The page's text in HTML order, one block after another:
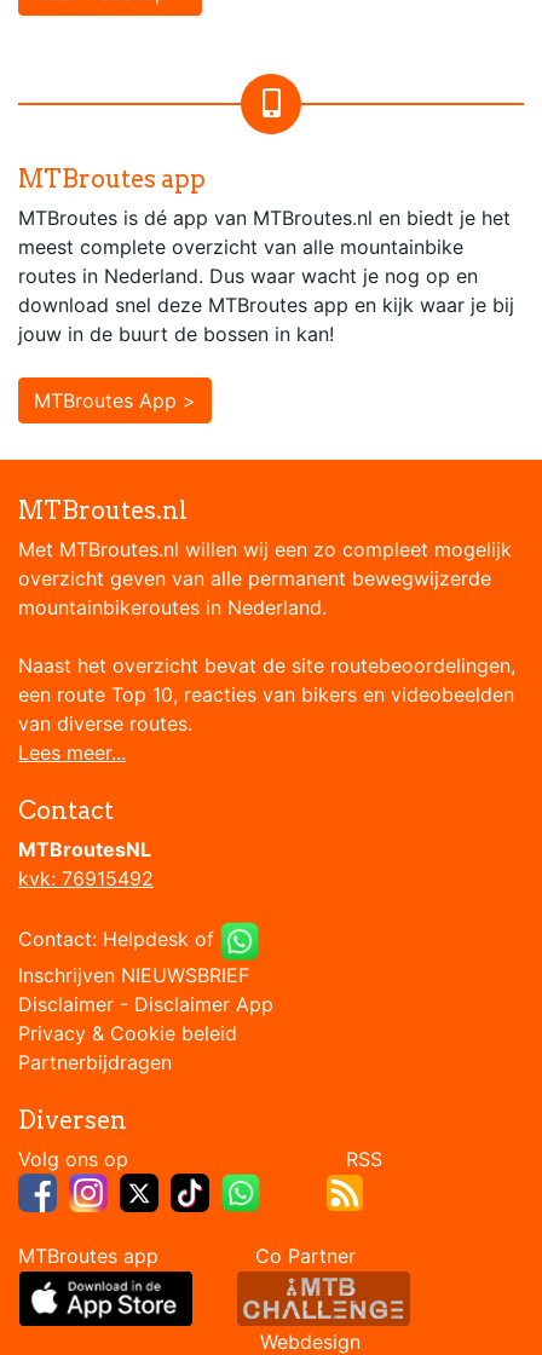
MTBroutes app
MTBroutes is dé app van MTBroutes.nl en biedt je het
meest complete overzicht van alle mountainbike
routes in Nederland. Dus waar wacht je nog op en
download snel deze MTBroutes app en kijk waar je bij
jouw in de buurt de bossen in kan!
MTBroutes App >
MTBroutes.nl
Met MTBroutes.nl willen wij een zo compleet mogelijk
overzicht geven van alle permanent bewegwijzerde
mountainbikeroutes in Nederland.
Naast het overzicht bevat de site routebeoordelingen,
een route Top 10, reacties van bikers en videobeelden
van diverse routes.
Lees meer...
Contact
MTBroutesNL
kvk: 76915492
Contact: Helpdesk of
Inschrijven NIEUWSBRIEF
Disclaimer - Disclaimer App
Privacy & Cookie beleid
Partnerbijdragen
Diversen
Volg ons op RSS
MTBroutes app Co Partner
Webdesign